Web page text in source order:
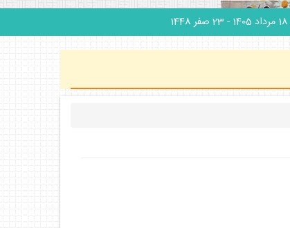
- 23 صفر 1448